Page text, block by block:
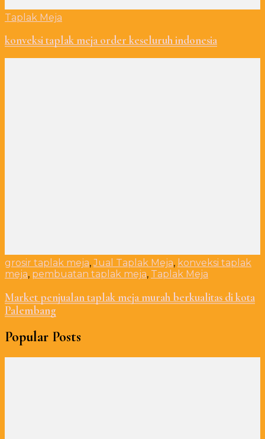
Taplak Meja
konveksi taplak meja order keseluruh indonesia
grosir taplak meja,Jual Taplak Meja, konveksi taplak
meja, pembuatan taplak meja, Taplak Meja
Market penjualan taplak meja murah berkualitas di kota
Palembang
Popular Posts